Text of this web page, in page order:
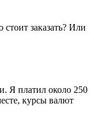
заказать? Или
Я платил около 250
курсы валют